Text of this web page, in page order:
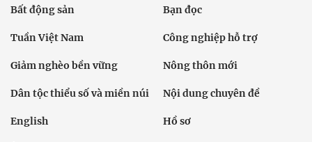
Bất động sản Bạn đọc
Tuần Việt Nam Công nghiệp hỗ trợ
Giảm nghèo bền vững Nông thôn mới
Dân tộc thiểu số và miền núi Nội dung chuyên đề
English Hồ sơ